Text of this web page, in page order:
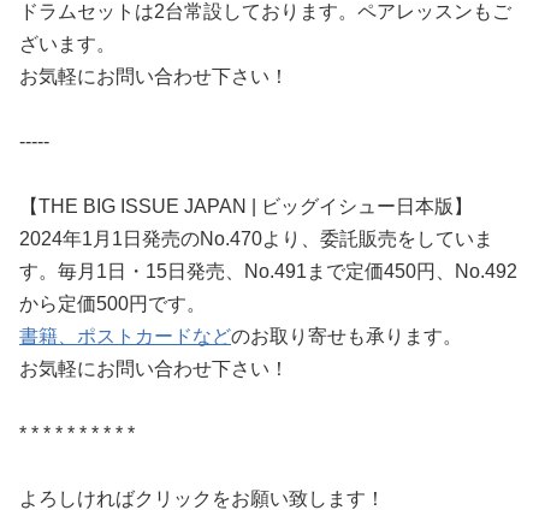
ドラムセットは2台常設しております。ペアレッスンもご
ざいます。
お気軽にお問い合わせ下さい！
-----
【THE BIG ISSUE JAPAN | ビッグイシュー日本版】
2024年1月1日発売のNo.470より、委託販売をしていま
す。毎月1日・15日発売、No.491まで定価450円、No.492
から定価500円です。
書籍、ポストカードなどのお取り寄せも承ります。
お気軽にお問い合わせ下さい！
* * * * * * * * * *
よろしければクリックをお願い致します！